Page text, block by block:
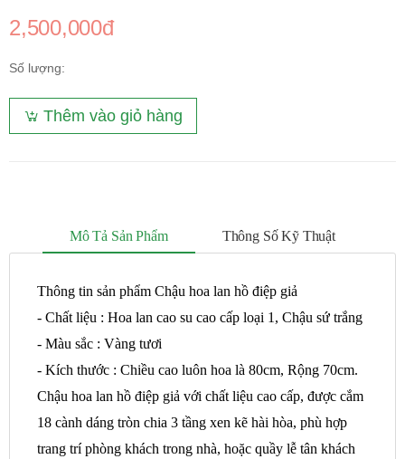
2,500,000đ
Số lượng:
Thêm vào giỏ hàng
Mô Tả Sản Phẩm Thông Số Kỹ Thuật
Thông tin sản phẩm Chậu hoa lan hồ điệp giả
- Chất liệu : Hoa lan cao su cao cấp loại 1, Chậu sứ trắng
- Màu sắc : Vàng tươi
- Kích thước : Chiều cao luôn hoa là 80cm, Rộng 70cm.
Chậu hoa lan hồ điệp giả với chất liệu cao cấp, được cắm
18 cành dáng tròn chia 3 tầng xen kẽ hài hòa, phù hợp
trang trí phòng khách trong nhà, hoặc quầy lễ tân khách